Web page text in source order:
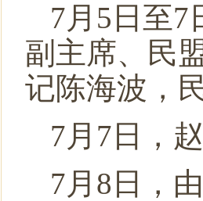
7月5日至
副主席、民
记陈海波，
7月7日，
7月8日，